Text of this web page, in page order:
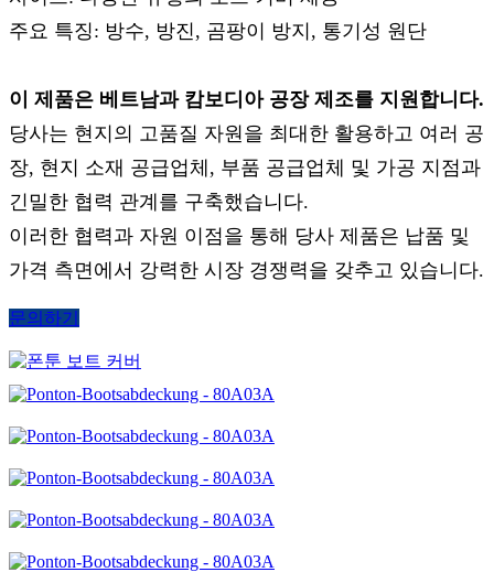
주요 특징: 방수, 방진, 곰팡이 방지, 통기성 원단
이 제품은 베트남과 캄보디아 공장 제조를 지원합니다.
당사는 현지의 고품질 자원을 최대한 활용하고 여러 공
장, 현지 소재 공급업체, 부품 공급업체 및 가공 지점과
긴밀한 협력 관계를 구축했습니다.
이러한 협력과 자원 이점을 통해 당사 제품은 납품 및
가격 측면에서 강력한 시장 경쟁력을 갖추고 있습니다.
문의하기